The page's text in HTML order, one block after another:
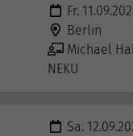
Fr.
Berlin
Michael
NEKU
Sa.